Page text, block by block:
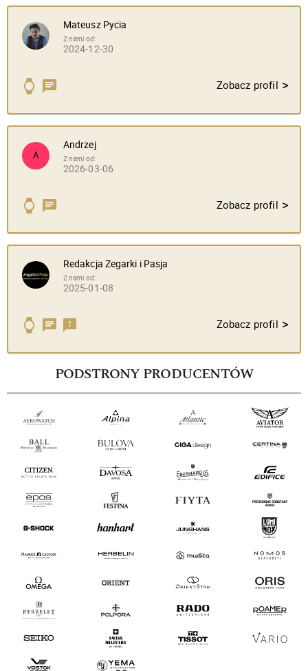
Mateusz Pycia
Z nami od:
2024-12-30
Zobacz profil >
A
Andrzej
Z nami od:
2026-03-06
Zobacz profil >
Redakcja Zegarki i Pasja
Z nami od:
2025-01-08
Zobacz profil >
PODSTRONY PRODUCENTÓW